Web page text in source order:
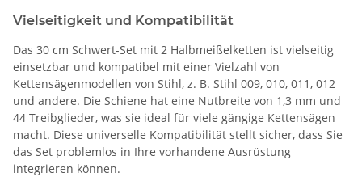
Vielseitigkeit und Kompatibilität
Das 30 cm Schwert-Set mit 2 Halbmeißelketten ist vielseitig
einsetzbar und kompatibel mit einer Vielzahl von
Kettensägenmodellen von Stihl, z. B. Stihl 009, 010, 011, 012
und andere. Die Schiene hat eine Nutbreite von 1,3 mm und
44 Treibglieder, was sie ideal für viele gängige Kettensägen
macht. Diese universelle Kompatibilität stellt sicher, dass Sie
das Set problemlos in Ihre vorhandene Ausrüstung
integrieren können.